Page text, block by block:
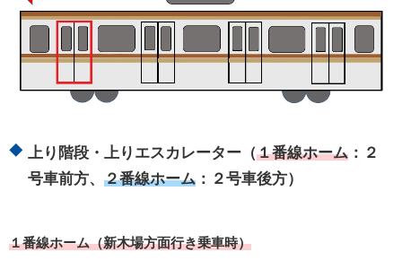
上り階段・上りエスカレーター（１番線ホーム ：２
号車前方、２番線ホーム ：２号車後方）
１番線ホーム（新木場方面行き乗車時）